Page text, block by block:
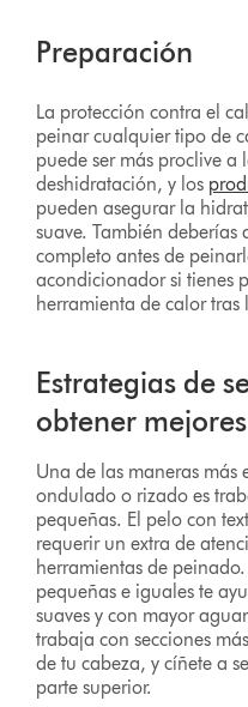
Preparación
La protección contra el
peinar cualquier tipo de
puede ser más proclive a
deshidratación, y los
pueden asegurar la
suave. También deberías
completo antes de
acondicionador si tienes
herramienta de calor tras
Estrategias de
obtener
Una de las maneras más
ondulado o rizado es
pequeñas. El pelo con
requerir un extra de
herramientas de
pequeñas e iguales te
suaves y con mayor
trabaja con secciones
de tu cabeza, y cíñete a
parte superior.